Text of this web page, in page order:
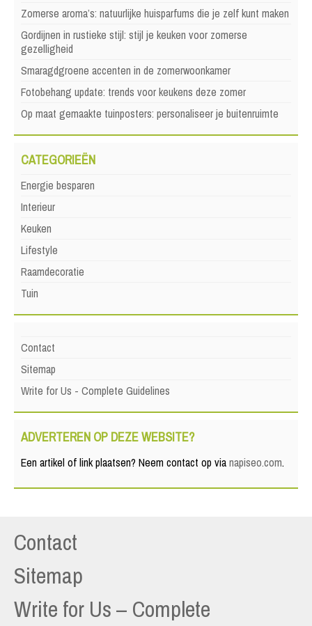
Zomerse aroma’s: natuurlijke huisparfums die je zelf kunt maken
Gordijnen in rustieke stijl: stijl je keuken voor zomerse
gezelligheid
Smaragdgroene accenten in de zomerwoonkamer
Fotobehang update: trends voor keukens deze zomer
Op maat gemaakte tuinposters: personaliseer je buitenruimte
CATEGORIEËN
Energie besparen
Interieur
Keuken
Lifestyle
Raamdecoratie
Tuin
Contact
Sitemap
Write for Us - Complete Guidelines
ADVERTEREN OP DEZE WEBSITE?
Een artikel of link plaatsen? Neem contact op vianapiseo.com.
Contact
Sitemap
Write for Us – Complete